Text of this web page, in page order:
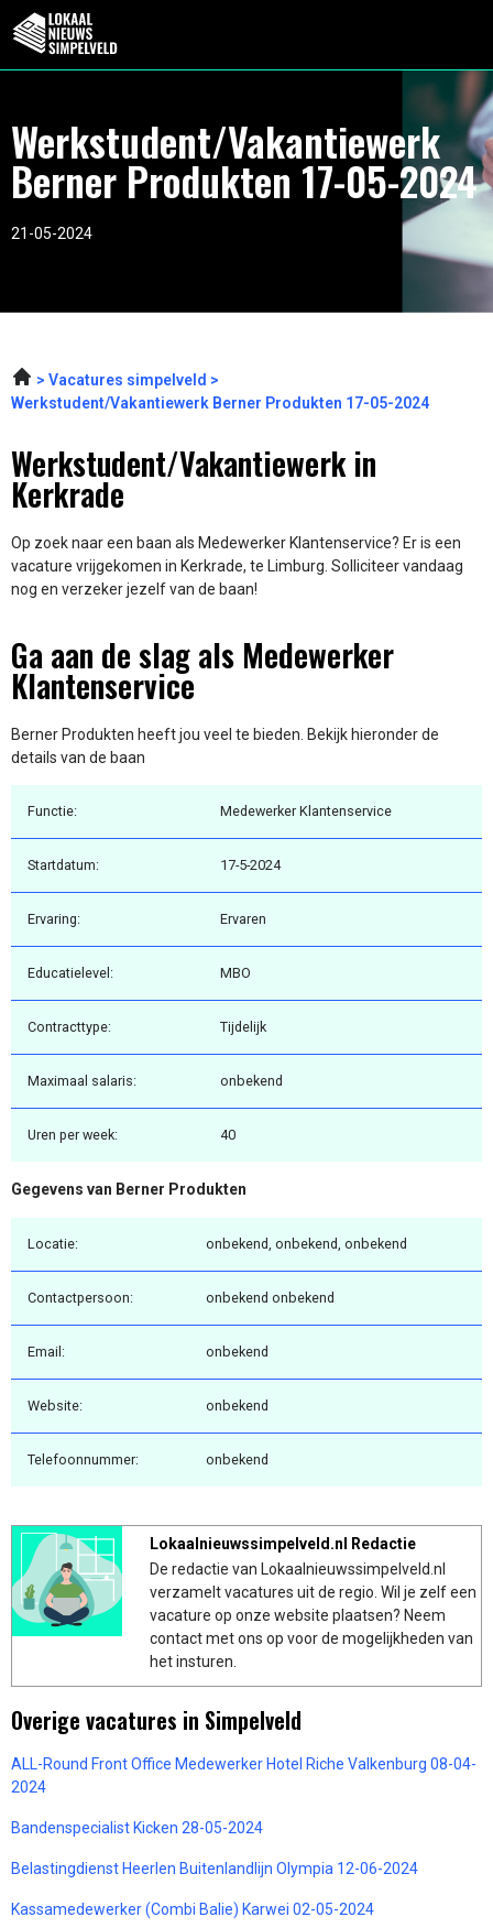
Werkstudent/Vakantiewerk
Berner Produkten 17-05-2024
21-05-2024
Vacatures simpelveld
Werkstudent/Vakantiewerk Berner Produkten 17-05-2024
Werkstudent/Vakantiewerk in
Kerkrade
Op zoek naar een baan als Medewerker Klantenservice? Er is een
vacature vrijgekomen in Kerkrade, te Limburg. Solliciteer vandaag
nog en verzeker jezelf van de baan!
Ga aan de slag als Medewerker
Klantenservice
Berner Produkten heeft jou veel te bieden. Bekijk hieronder de
details van de baan
Functie: Medewerker Klantenservice
Startdatum: 17-5-2024
Ervaring: Ervaren
Educatielevel: MBO
Contracttype: Tijdelijk
Maximaal salaris: onbekend
Uren per week: 40
Gegevens van Berner Produkten
Locatie: onbekend, onbekend, onbekend
Contactpersoon: onbekend onbekend
Email: onbekend
Website: onbekend
Telefoonnummer: onbekend
Lokaalnieuwssimpelveld.nl Redactie
De redactie van Lokaalnieuwssimpelveld.nl
verzamelt vacatures uit de regio. Wil je zelf een
vacature op onze website plaatsen? Neem
contact met ons op voor de mogelijkheden van
het insturen.
Overige vacatures in Simpelveld
ALL-Round Front Office Medewerker Hotel Riche Valkenburg 08-04-
2024
Bandenspecialist Kicken 28-05-2024
Belastingdienst Heerlen Buitenlandlijn Olympia 12-06-2024
Kassamedewerker (Combi Balie) Karwei 02-05-2024